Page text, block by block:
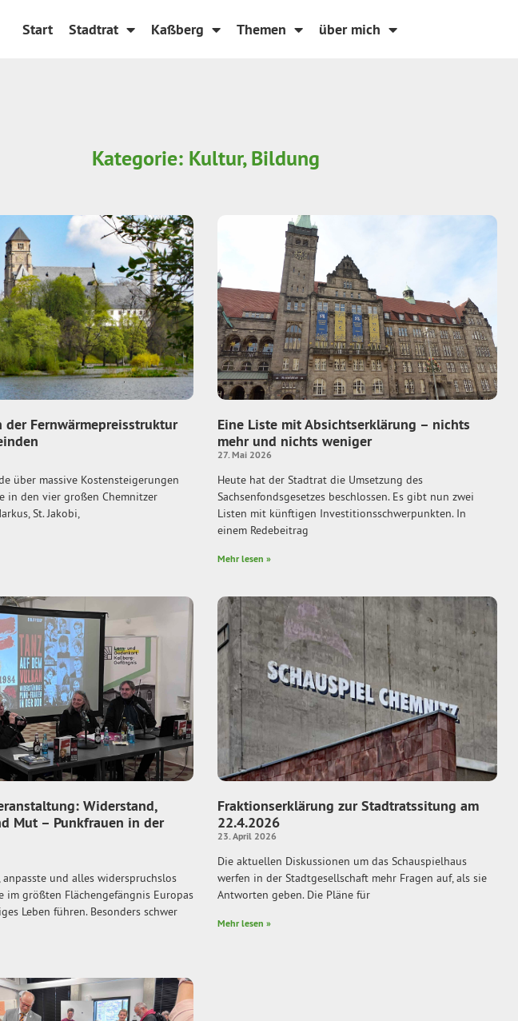
Start Stadtrat Kaßberg Themen über mich
Kategorie: Kultur, Bildung
der Fernwärmepreisstruktur
über massive Kostensteigerungen
in den vier großen Chemnitzer
St. Jakobi,
Eine Liste mit Absichtserklärung – nichts
mehr und nichts weniger
27. Mai 2026
Heute hat der Stadtrat die Umsetzung des
Sachsenfondsgesetzes beschlossen. Es gibt nun zwei
Listen mit künftigen Investitionsschwerpunkten. In
einem Redebeitrag
Mehr lesen »
Widerstand,
Mut – Punkfrauen in der
und alles widerspruchslos
im größten Flächengefängnis Europas
Leben führen. Besonders schwer
Fraktionserklärung zur Stadtratssitung am
22.4.2026
23. April 2026
Die aktuellen Diskussionen um das Schauspielhaus
werfen in der Stadtgesellschaft mehr Fragen auf, als sie
Antworten geben. Die Pläne für
Mehr lesen »